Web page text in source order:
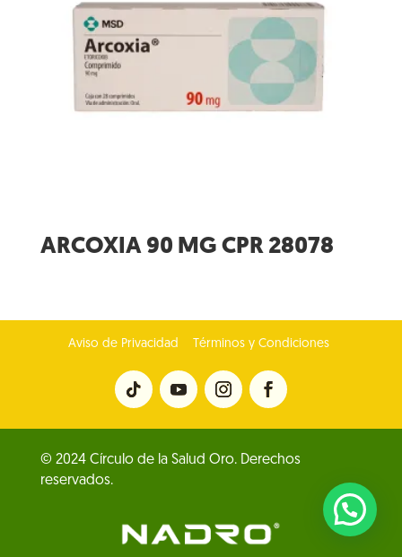
ARCOXIA 90 MG CPR 28078
Aviso de Privacidad Términos y Condiciones
© 2024 Círculo de la Salud Oro. Derechos
reservados.